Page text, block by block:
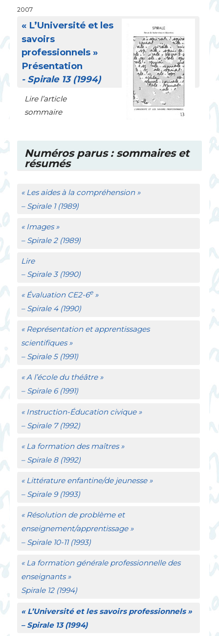
2007
« L’Université et les
savoirs
professionnels »
Présentation
- Spirale 13 (1994)
Lire l’article
sommaire
Numéros parus : sommaires et
résumés
« Les aides à la compréhension »
– Spirale1 (1989)
« Images »
– Spirale2 (1989)
Lire
– Spirale3 (1990)
« Évaluation CE2-6e »
– Spirale4 (1990)
« Représentation et apprentissages
scientifiques »
– Spirale5 (1991)
« A l’école du théâtre »
– Spirale6 (1991)
« Instruction-Éducation civique »
– Spirale7 (1992)
« La formation des maîtres »
– Spirale8 (1992)
« Littérature enfantine/de jeunesse »
– Spirale9 (1993)
« Résolution de problème et
enseignement/apprentissage »
– Spirale10-11 (1993)
« La formation générale professionnelle des
enseignants »
Spirale12 (1994)
« L’Université et les savoirs professionnels »
– Spirale13 (1994)